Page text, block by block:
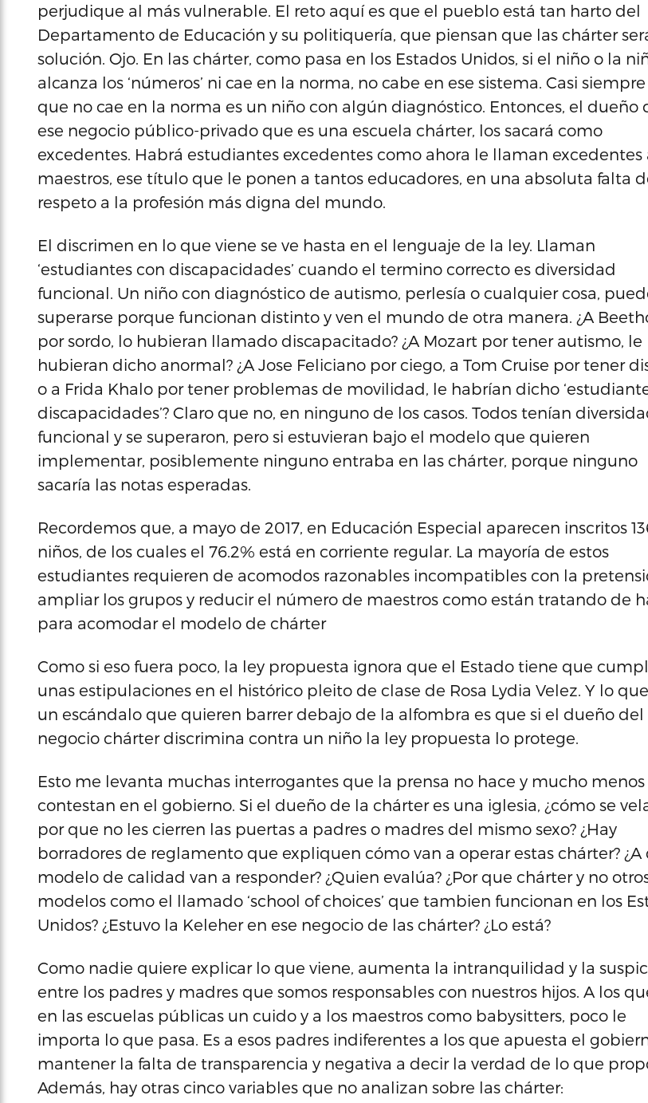
perjudique al más vulnerable. El reto aquí es que el pueblo está tan harto del
Departamento de Educación y su politiquería, que piensan que las chárter
solución. Ojo. En las chárter, como pasa en los Estados Unidos, si el niño o la
alcanza los ‘números’ ni cae en la norma, no cabe en ese sistema. Casi siempre
que no cae en la norma es un niño con algún diagnóstico. Entonces, el dueño
ese negocio público-privado que es una escuela chárter, los sacará como
excedentes. Habrá estudiantes excedentes como ahora le llaman excedentes
maestros, ese título que le ponen a tantos educadores, en una absoluta falta
respeto a la profesión más digna del mundo.
El discrimen en lo que viene se ve hasta en el lenguaje de la ley. Llaman
‘estudiantes con discapacidades’ cuando el termino correcto es diversidad
funcional. Un niño con diagnóstico de autismo, perlesía o cualquier cosa,
superarse porque funcionan distinto y ven el mundo de otra manera. ¿A
por sordo, lo hubieran llamado discapacitado? ¿A Mozart por tener autismo, le
hubieran dicho anormal? ¿A Jose Feliciano por ciego, a Tom Cruise por tener
o a Frida Khalo por tener problemas de movilidad, le habrían dicho
discapacidades’? Claro que no, en ninguno de los casos. Todos tenían
funcional y se superaron, pero si estuvieran bajo el modelo que quieren
implementar, posiblemente ninguno entraba en las chárter, porque ninguno
sacaría las notas esperadas.
Recordemos que, a mayo de 2017, en Educación Especial aparecen inscritos
niños, de los cuales el 76.2% está en corriente regular. La mayoría de estos
estudiantes requieren de acomodos razonables incompatibles con la
ampliar los grupos y reducir el número de maestros como están tratando de
para acomodar el modelo de chárter
Como si eso fuera poco, la ley propuesta ignora que el Estado tiene que
unas estipulaciones en el histórico pleito de clase de Rosa Lydia Velez. Y lo
un escándalo que quieren barrer debajo de la alfombra es que si el dueño del
negocio chárter discrimina contra un niño la ley propuesta lo protege.
Esto me levanta muchas interrogantes que la prensa no hace y mucho menos
contestan en el gobierno. Si el dueño de la chárter es una iglesia, ¿cómo se
por que no les cierren las puertas a padres o madres del mismo sexo? ¿Hay
borradores de reglamento que expliquen cómo van a operar estas chárter? ¿A
modelo de calidad van a responder? ¿Quien evalúa? ¿Por que chárter y no
modelos como el llamado ‘school of choices’ que tambien funcionan en los
Unidos? ¿Estuvo la Keleher en ese negocio de las chárter? ¿Lo está?
Como nadie quiere explicar lo que viene, aumenta la intranquilidad y la
entre los padres y madres que somos responsables con nuestros hijos. A los
en las escuelas públicas un cuido y a los maestros como babysitters, poco le
importa lo que pasa. Es a esos padres indiferentes a los que apuesta el
mantener la falta de transparencia y negativa a decir la verdad de lo que
Además, hay otras cinco variables que no analizan sobre las chárter: